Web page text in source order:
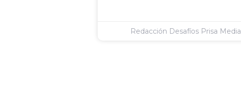
Redacción Desafíos Prisa Media